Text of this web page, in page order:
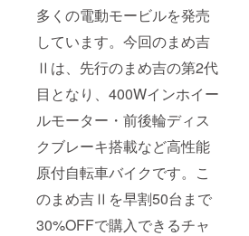
多くの電動モービルを発売
しています。今回のまめ吉
Ⅱは、先行のまめ吉の第2代
目となり、400Wインホイー
ルモーター・前後輪ディス
クブレーキ搭載など高性能
原付自転車バイクです。こ
のまめ吉Ⅱを早割50台まで
30%OFFで購入できるチャ